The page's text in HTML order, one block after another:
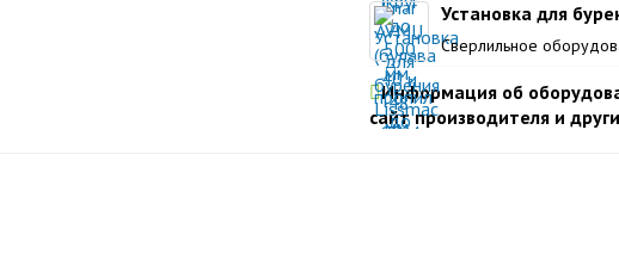
Установка для
Сверлильное
Информация об
сайт производителя и